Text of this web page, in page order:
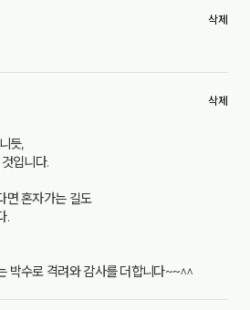
삭제
삭제
듯,
입니다.
면 혼자가는 길도
.
박수로 격려와 감사를 더합니다~~^^